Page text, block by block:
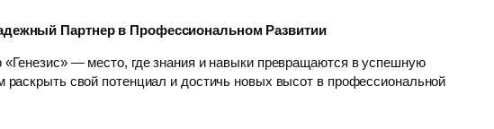
Партнер в Профессиональном Развитии
— место, где знания и навыки превращаются в успешную
свой потенциал и достичь новых высот в профессиональной